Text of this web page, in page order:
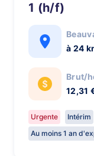
1 (h/f)
à 24
Brut/
12,31
Urgente Intérim
Au moins 1 an